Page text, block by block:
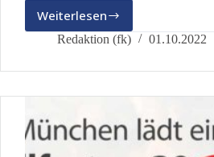
WeiterlesenDiskussion:
Vorsorge
Redaktion (fk) 01.10.2022